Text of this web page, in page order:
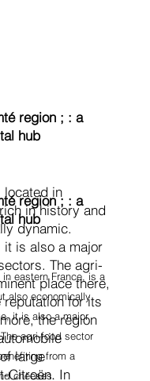
region ; : a
hub
located in
in history and
dynamic.
it is also a major
The agri-
place there,
for its
the region
large
Citroën. In
region ; : a
hub
eastern France, is a
also economically
it is also a major
agri-food sector
from a
cheeses.